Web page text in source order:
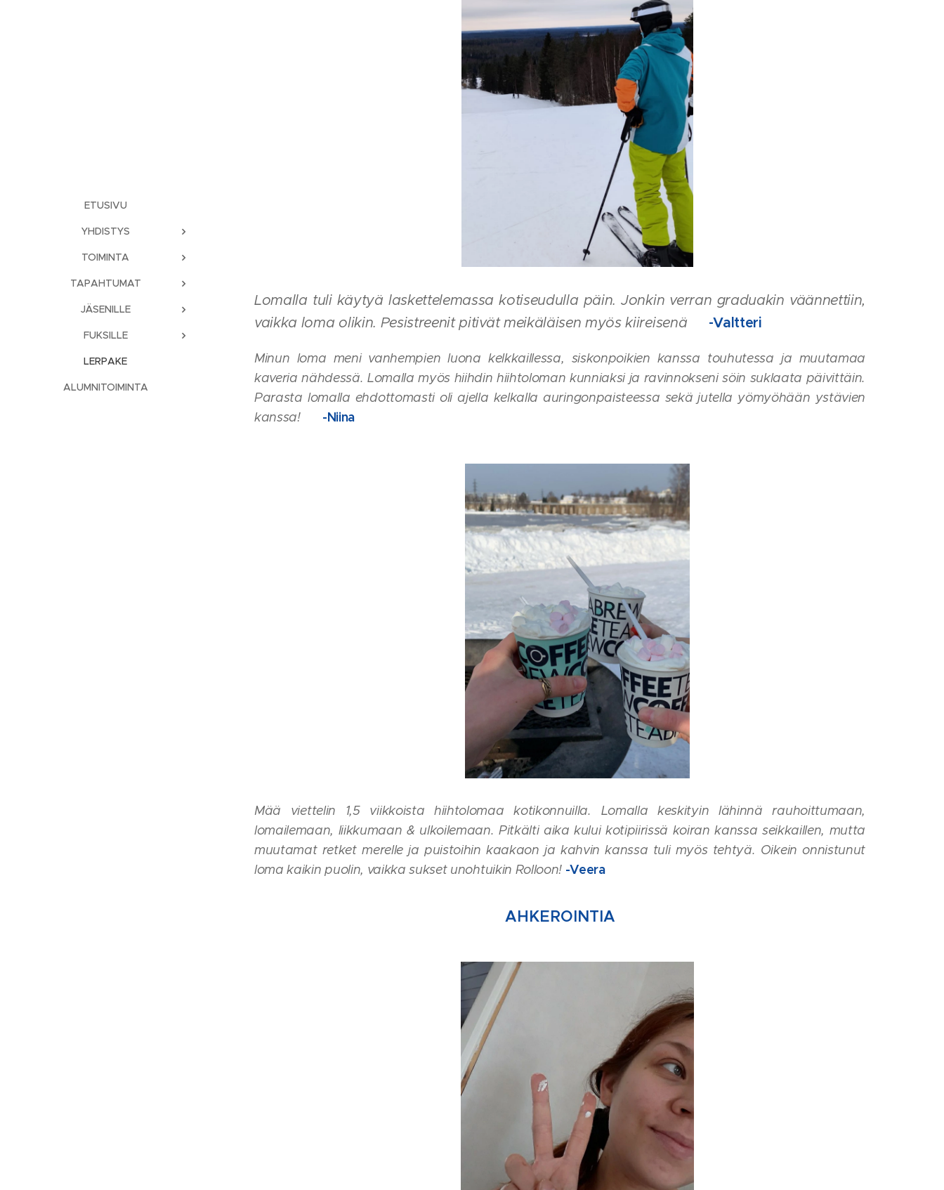
ETUSIVU
YHDISTYS
TOIMINTA
TAPAHTUMAT
JÄSENILLE
FUKSILLE
LERPAKE
ALUMNITOIMINTA
Lomalla tuli käytyä laskettelemassa kotiseudulla päin. Jonkin verran graduakin väännettiin,
vaikka loma olikin. Pesistreenit pitivät meikäläisen myös kiireisenä
-Valtteri
Minun loma meni vanhempien luona kelkkaillessa, siskonpoikien kanssa touhutessa ja muutamaa
kaveria nähdessä. Lomalla myös hiihdin hiihtoloman kunniaksi ja ravinnokseni söin suklaata päivittäin.
Parasta lomalla ehdottomasti oli ajella kelkalla auringonpaisteessa sekä jutella yömyöhään ystävien
kanssa!
-Niina
Mää viettelin 1,5 viikkoista hiihtolomaa kotikonnuilla. Lomalla keskityin lähinnä rauhoittumaan,
lomailemaan, liikkumaan & ulkoilemaan. Pitkälti aika kului kotipiirissä koiran kanssa seikkaillen, mutta
muutamat retket merelle ja puistoihin kaakaon ja kahvin kanssa tuli myös tehtyä. Oikein onnistunut
loma kaikin puolin, vaikka sukset unohtuikin Rolloon! -Veera
AHKEROINTIA